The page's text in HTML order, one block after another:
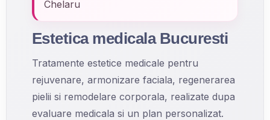
Chelaru
Estetica medicala Bucuresti
Tratamente estetice medicale pentru
rejuvenare, armonizare faciala, regenerarea
pielii si remodelare corporala, realizate dupa
evaluare medicala si un plan personalizat.